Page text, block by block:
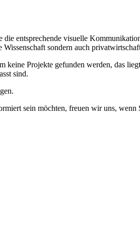
entsprechende visuelle
sondern auch
keine Projekte gefunden werden, das
sind.
sein möchten, freuen wir uns, wenn